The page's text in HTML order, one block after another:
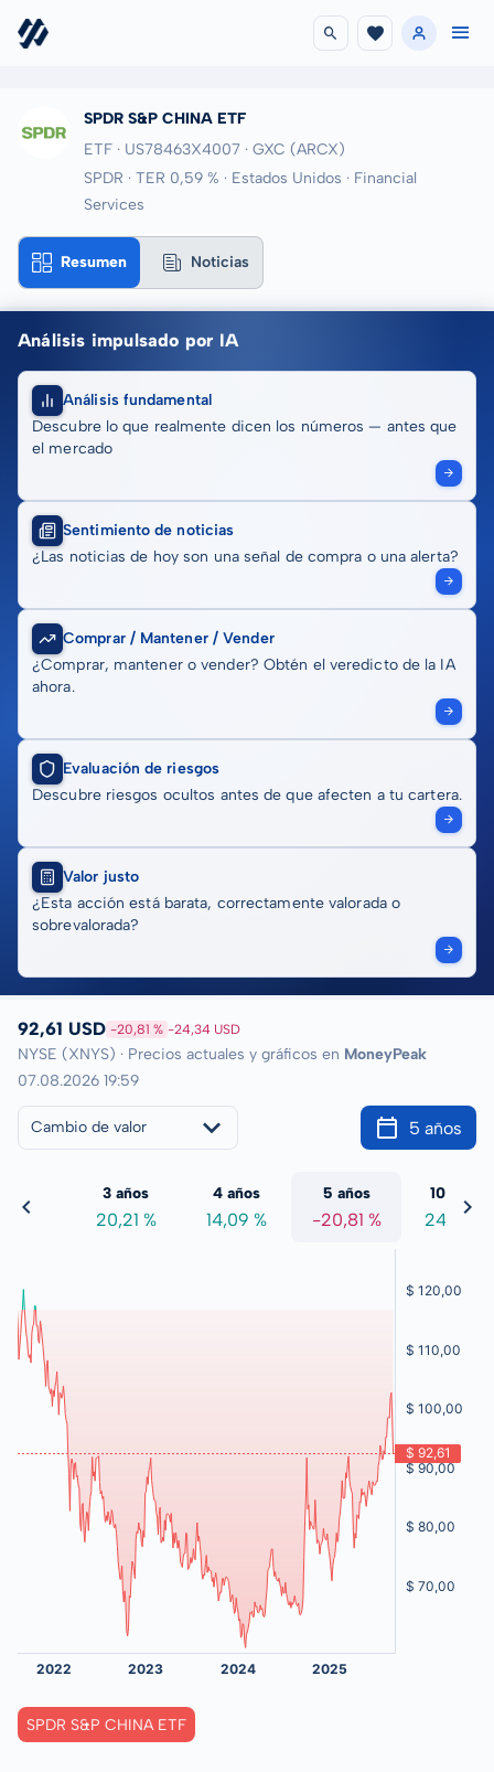
SPDR S&P CHINA ETF
ETF · US78463X4007 · GXC (ARCX)
SPDR · TER 0,59 % · Estados Unidos · Financial
Services
Resumen Noticias
Análisis impulsado por IA
Análisis fundamental
Descubre lo que realmente dicen los números — antes que
el mercado
Sentimiento de noticias
¿Las noticias de hoy son una señal de compra o una alerta?
Comprar / Mantener / Vender
¿Comprar, mantener o vender? Obtén el veredicto de la IA
ahora.
Evaluación de riesgos
Descubre riesgos ocultos antes de que afecten a tu cartera.
Valor justo
¿Esta acción está barata, correctamente valorada o
sobrevalorada?
92,61 USD -20,81 % -24,34 USD
NYSE (XNYS) · Precios actuales y gráficos en MoneyPeak
07.08.2026 19:59
Cambio de valor 5 años
%
3 años
20,21 %
4 años
14,09 %
5 años
-20,81 %
10 años
24,78 %
SPDR S&P CHINA ETF